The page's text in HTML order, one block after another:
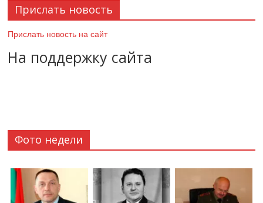
Прислать новость
Прислать новость на сайт
На поддержку сайта
Фото недели